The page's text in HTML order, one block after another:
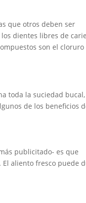
que otros deben ser
dientes libres de
son el cloruro
toda la suciedad
de los beneficios
publicitado- es que
aliento fresco puede